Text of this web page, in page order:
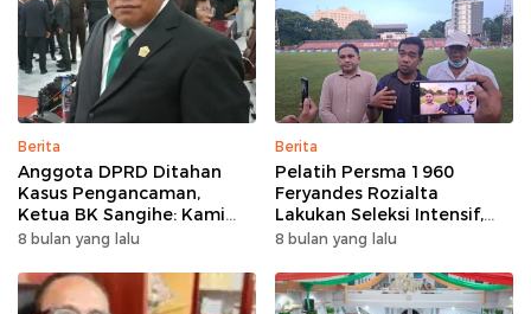
Berita
Anggota DPRD Ditahan
Kasus Pengancaman,
Ketua BK Sangihe: Kami
Prihatin, Tapi Hormati
8 bulan yang lalu
Berita
Pelatih Persma 1960
Feryandes Rozialta
Lakukan Seleksi Intensif,
Cari Pemain Cepat
8 bulan yang lalu